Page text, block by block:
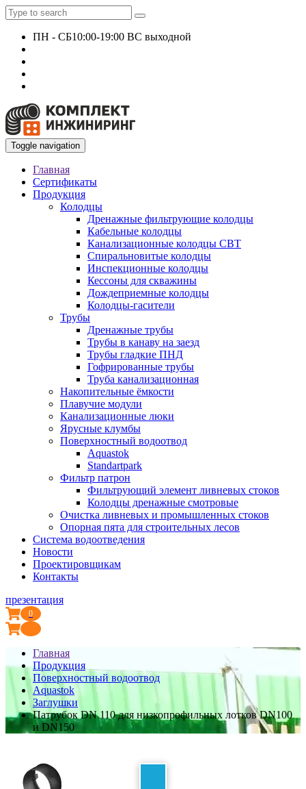
ПН - СБ10:00-19:00 ВС выходной
Toggle navigation
Главная
Сертификаты
Продукция
Колодцы
Дренажные фильтрующие колодцы
Кабельные колодцы
Канализационные колодцы СВТ
Спиральновитые колодцы
Инспекционные колодцы
Кессоны для скважины
Дождеприемные колодцы
Колодцы-гасители
Трубы
Дренажные трубы
Трубы в канаву на заезд
Трубы гладкие ПНД
Гофрированные трубы
Труба канализационная
Накопительные ёмкости
Плавучие модули
Канализационные люки
Ярусные клумбы
Поверхностный водоотвод
Aquastok
Standartpark
Фильтр патрон
Фильтрующий элемент ливневых стоков
Колодцы дренажные смотровые
Очистка ливневых и промышленных стоков
Опорная пята для строительных лесов
Система водоотведения
Новости
Проектировщикам
Контакты
презентация
0
Главная
Продукция
Поверхностный водоотвод
Aquastok
Заглушки
Патрубок DN 110 для низкопрофильных лотков DN100
и DN150